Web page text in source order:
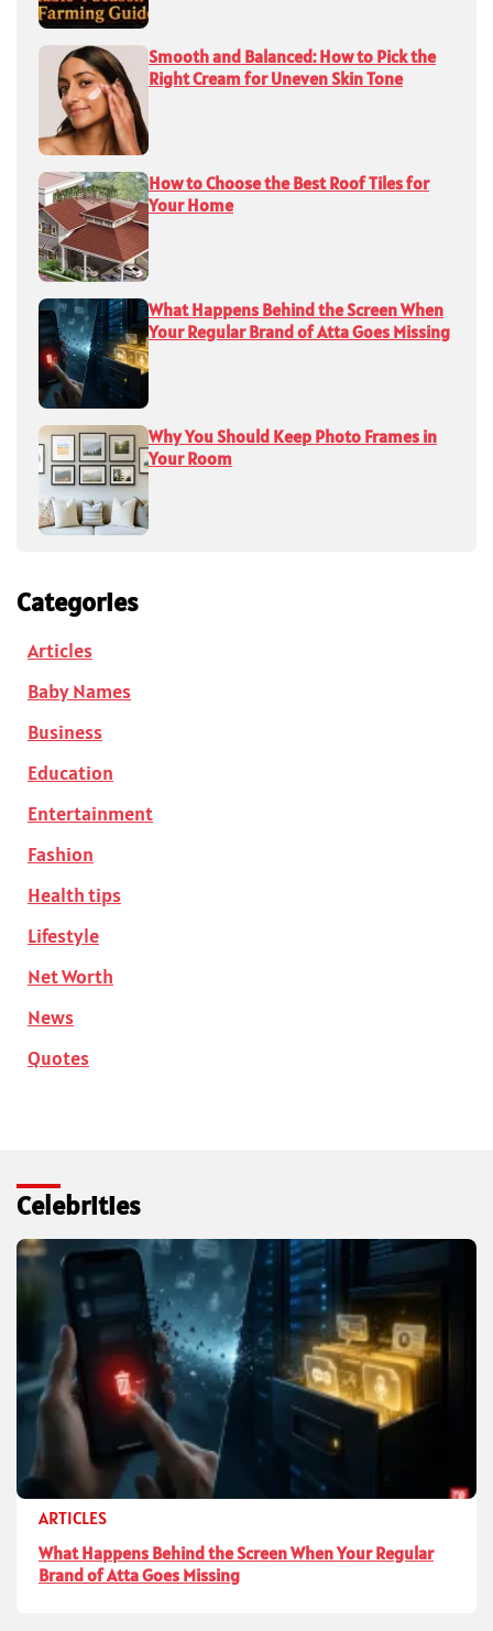
Smooth and Balanced: How to Pick the
Right Cream for Uneven Skin Tone
How to Choose the Best Roof Tiles for
Your Home
What Happens Behind the Screen When
Your Regular Brand of Atta Goes Missing
Why You Should Keep Photo Frames in
Your Room
Categories
Articles
Baby Names
Business
Education
Entertainment
Fashion
Health tips
Lifestyle
Net Worth
News
Quotes
Celebrities
ARTICLES
What Happens Behind the Screen When Your Regular
Brand of Atta Goes Missing